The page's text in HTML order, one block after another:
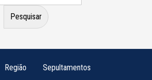
Região Sepultamentos